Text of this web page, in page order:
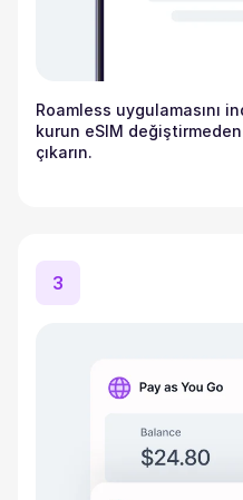
Roamless uygulamasını
kurun eSIM
çıkarın.
3